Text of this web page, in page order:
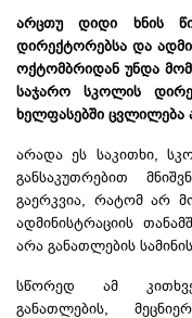
არცთუდიდი ხნის
დირექტორებსა და
ოქტომბრიდან უნდა
საჯარო სკოლის
ხელფასებში ცვლილება
არადა ეს საკითხი,
განსაკუთრებით
გაერკვია, რატომ არ
ადმინისტრაციის
არა განათლების
სწორედ ამ
განათლების,